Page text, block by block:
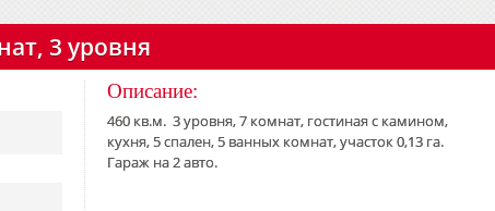
3 уровня
Описание:
460 кв.м. 3 уровня, 7 комнат, гостиная с камином,
кухня, 5 спален, 5 ванных комнат, участок 0,13 га.
Гараж на 2 авто.